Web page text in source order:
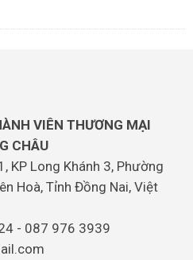
VIÊN THƯƠNG MẠI
CHÂU
KP Long Khánh 3, Phường
Hoà, Tỉnh Đồng Nai, Việt
- 087 976 3939